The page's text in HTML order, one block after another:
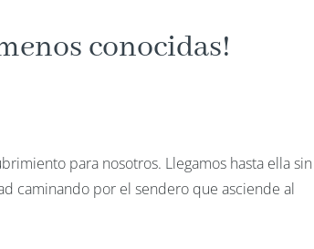
conocidas!
para nosotros. Llegamos hasta ella sin
caminando por el sendero que asciende al